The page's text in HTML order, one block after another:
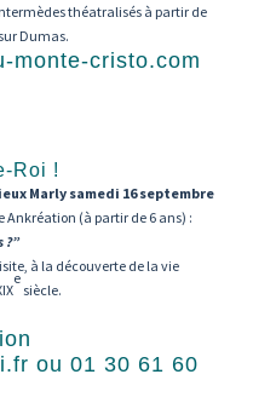
théatralisés à partir de
Dumas.
monte-cristo.com
Roi !
Marly samedi 16 septembre
Ankréation (à partir de 6 ans) :
?”
à la découverte de la vie
e
siècle.
ou 01 30 61 60